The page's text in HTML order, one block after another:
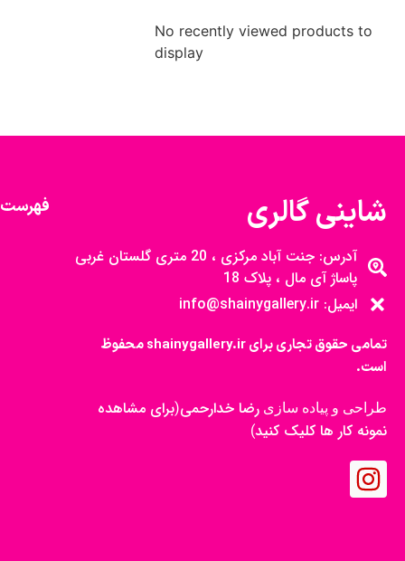
No recently viewed products to
display
شاینی گالری
آدرس: جنت آباد مرکزی ، 20 متری گلستان غربی
پاساژ آی مال ، پلاک 18
ایمیل: info@shainygallery.ir
تمامی حقوق تجاری برای shainygallery.ir محفوظ
است.
طراحی و پیاده سازی رضا خدارحمی(برای مشاهده
نمونه کار ها کلیک کنید)